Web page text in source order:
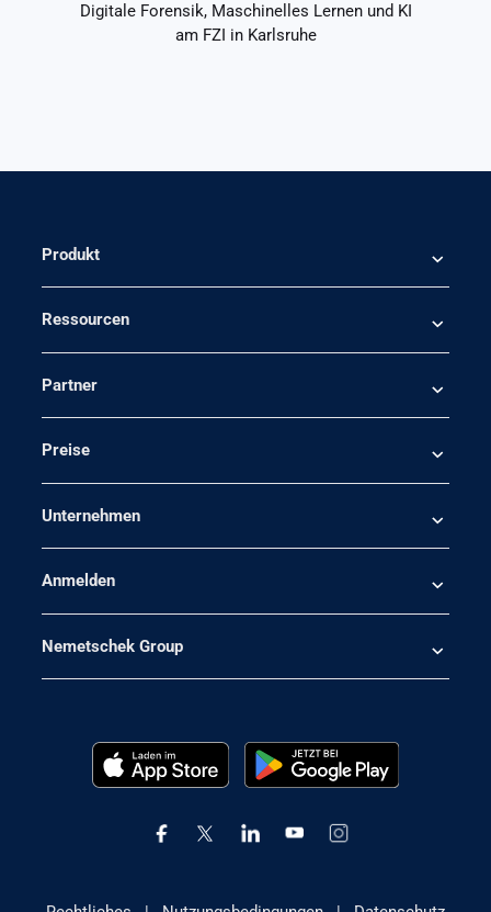
Digitale Forensik, Maschinelles Lernen und KI
am FZI in Karlsruhe
Produkt
Ressourcen
Partner
Preise
Unternehmen
Anmelden
Nemetschek Group